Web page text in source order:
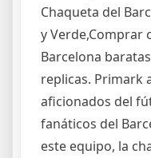
Chaqueta del
y Verde,Comprar
Barcelona
replicas. Primark
aficionados del
fanáticos del
este equipo, la